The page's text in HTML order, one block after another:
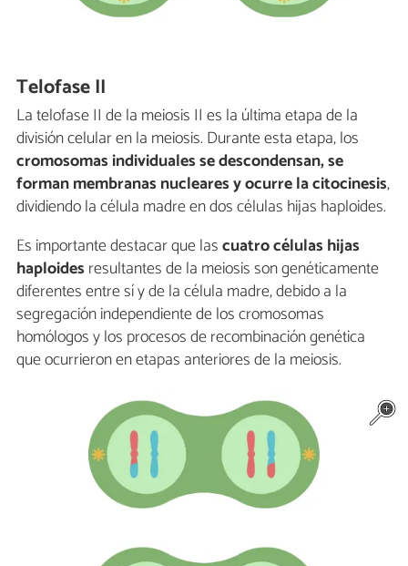
Telofase II
La telofase II de la meiosis II es la última etapa de la
división celular en la meiosis. Durante esta etapa, los
cromosomas individuales se descondensan, se
forman membranas nucleares y ocurre la citocinesis,
dividiendo la célula madre en dos células hijas haploides.
Es importante destacar que lascuatro células hijas
haploides resultantes de la meiosis son genéticamente
diferentes entre sí y de la célula madre, debido a la
segregación independiente de los cromosomas
homólogos y los procesos de recombinación genética
que ocurrieron en etapas anteriores de la meiosis.